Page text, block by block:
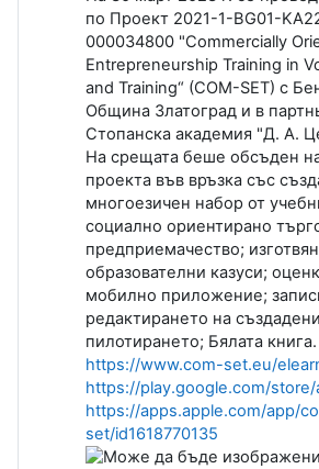
по Проект 2021-1-BG01-
000034800 "Commercially
Entrepreneurship Training in
and Training“ (COM-SET) с
Община Златоград и в
Стопанска академия "Д. А.
На срещата беше обсъден
проекта във връзка със
многоезичен набор от
социално ориентирано
предприемачество;
образователни казуси;
мобилно приложение;
редактирането на
пилотирането; Бялата книга.
https://www.com-set.eu/
https://play.google.com/
https://apps.apple.com/app/
set/id1618770135